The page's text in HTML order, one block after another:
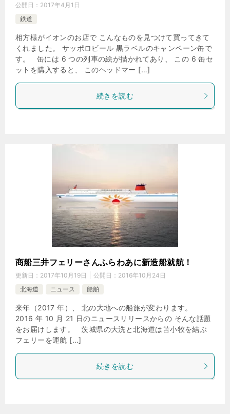
公開日： 2017年4月1日
鉄道
相方様がイオンのお店で こんなものを見つけて買ってきて
くれました。 サッポロビール 黒ラベルのキャンペーン缶で
す。 缶には 6 つの列車の絵が描かれてあり、 この 6 缶セ
ットを購入すると、 このヘッドマー […]
続きを読む
商船三井フェリーさんふらわあに新造船就航！
更新日： 2017年10月19日 公開日： 2016年10月24日
北海道
ニュース 船舶
来年（2017 年）、 北の大地への船旅が変わります。
2016 年 10 月 21 日のニュースリリースからの そんな話題
をお届けします。 茨城県の大洗と北海道は苫小牧を結ぶ
フェリーを運航 […]
続きを読む